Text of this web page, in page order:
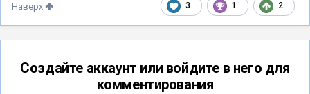
3 1 2
Наверх
Создайте аккаунт или войдите в него для
комментирования